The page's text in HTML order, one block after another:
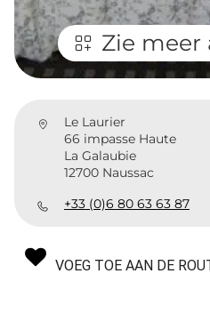
Zie meer
Le Laurier
66 impasse Haute
La Galaubie
12700 Naussac
+33 (0)6 80 63 63 87
VOEG TOE AAN DE